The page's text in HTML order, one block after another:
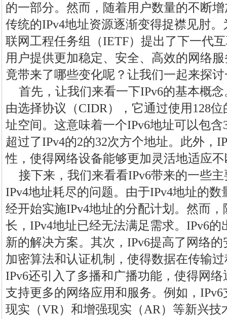
的一部分。然而，随着用户数量的不断
传统的IPv4地址资源逐渐变得捉襟见肘
联网工程任务组（IETF）提出了下一代
用户提供更加稳定、安全、高效的网络
竟带来了哪些变化呢？让我们一起来探
首先，让我们来看一下IPv6的基本概
由选择协议（CIDR），它通过使用128
址空间。这意味着一个IPv6地址可以包
超过了IPv4的2的32次方个地址。此外，
性，使得网络设备能够更加灵活地适应
接下来，我们来看看IPv6带来的一些
IPv4地址耗尽的问题。由于IPv4地址的
经开始实施IPv4地址的分配计划。然而
长，IPv4地址已经无法满足需求。IPv6
新的解决方案。其次，IPv6提高了网络
加密算法和认证机制，使得数据在传输
IPv6还引入了多播和广播功能，使得网
支持更多的网络应用和服务。例如，
现实（VR）和增强现实（AR）等新兴